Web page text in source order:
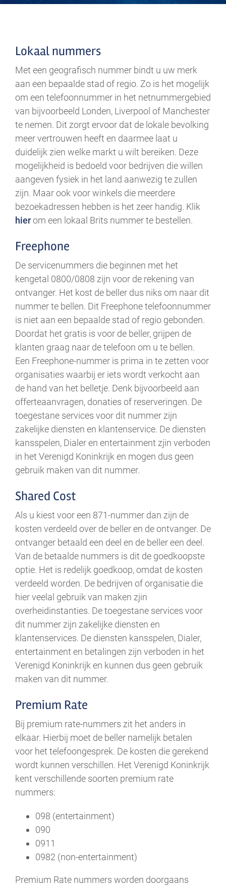
Lokaal nummers
Met een geografisch nummer bindt u uw merk
aan een bepaalde stad of regio. Zo is het mogelijk
om een telefoonnummer in het netnummergebied
van bijvoorbeeld Londen, Liverpool of Manchester
te nemen. Dit zorgt ervoor dat de lokale bevolking
meer vertrouwen heeft en daarmee laat u
duidelijk zien welke markt u wilt bereiken. Deze
mogelijkheid is bedoeld voor bedrijven die willen
aangeven fysiek in het land aanwezig te zullen
zijn. Maar ook voor winkels die meerdere
bezoekadressen hebben is het zeer handig. Klik
hierom een lokaal Brits nummer te bestellen.
Freephone
De servicenummers die beginnen met het
kengetal 0800/0808 zijn voor de rekening van
ontvanger. Het kost de beller dus niks om naar dit
nummer te bellen. Dit Freephone telefoonnummer
is niet aan een bepaalde stad of regio gebonden.
Doordat het gratis is voor de beller, grijpen de
klanten graag naar de telefoon om u te bellen.
Een Freephone-nummer is prima in te zetten voor
organisaties waarbij er iets wordt verkocht aan
de hand van het belletje. Denk bijvoorbeeld aan
offerteaanvragen, donaties of reserveringen. De
toegestane services voor dit nummer zijn
zakelijke diensten en klantenservice. De diensten
kansspelen, Dialer en entertainment zjin verboden
in het Verenigd Koninkrijk en mogen dus geen
gebruik maken van dit nummer.
Shared Cost
Als u kiest voor een 871-nummer dan zijn de
kosten verdeeld over de beller en de ontvanger. De
ontvanger betaald een deel en de beller een deel.
Van de betaalde nummers is dit de goedkoopste
optie. Het is redelijk goedkoop, omdat de kosten
verdeeld worden. De bedrijven of organisatie die
hier veelal gebruik van maken zjin
overheidinstanties. De toegestane services voor
dit nummer zijn zakelijke diensten en
klantenservices. De diensten kansspelen, Dialer,
entertainment en betalingen zijn verboden in het
Verenigd Koninkrijk en kunnen dus geen gebruik
maken van dit nummer.
Premium Rate
Bij premium rate-nummers zit het anders in
elkaar. Hierbij moet de beller namelijk betalen
voor het telefoongesprek. De kosten die gerekend
wordt kunnen verschillen. Het Verenigd Koninkrijk
kent verschillende soorten premium rate
nummers:
098 (entertainment)
090
0911
0982 (non-entertainment)
Premium Rate nummers worden doorgaans